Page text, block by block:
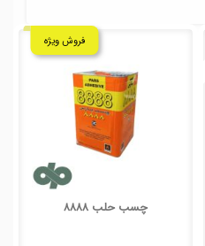
چسب حلب 8888
فروش ویژه